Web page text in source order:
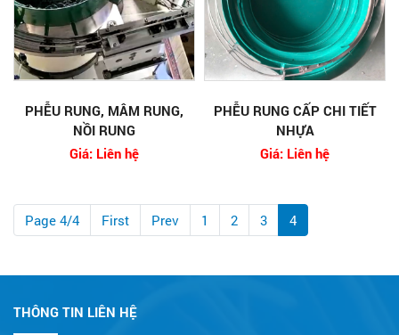
PHỄU RUNG, MÂM RUNG,
NỒI RUNG
Giá: Liên hệ
PHỄU RUNG CẤP CHI TIẾT
NHỰA
Giá: Liên hệ
Page 4/4 First Prev 1 2 3 4
THÔNG TIN LIÊN HỆ